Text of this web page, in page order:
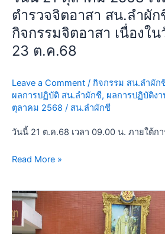
ตำรวจจิตอาสา สน.ลำผัก
กิจกรรมจิตอาสา เนื่องใ
23 ต.ค.68
Leave a Comment / กิจกรรม สน.ลำผัก
ผลการปฏิบัติ สน.ลำผักชี, ผลการปฏิบัติง
ตุลาคม 2568 / สน.ลำผักชี
วันนี้ 21 ต.ค.68 เวลา 09.00 น. ภายใต้ก
กิจกรรม
จิต
อาสา
เนื่อง
วัน
ปิย
มหาราช
23
Read More »
วัน
นี้
13